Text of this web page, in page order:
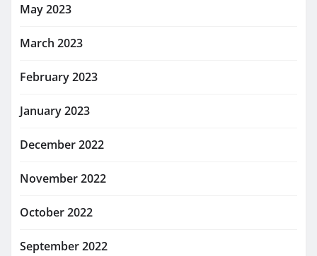
May 2023
March 2023
February 2023
January 2023
December 2022
November 2022
October 2022
September 2022